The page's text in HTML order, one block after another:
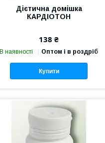
Дієтична домішка
КАРДІОТОН
138 ₴
В наявності Оптом і в роздріб
Купити